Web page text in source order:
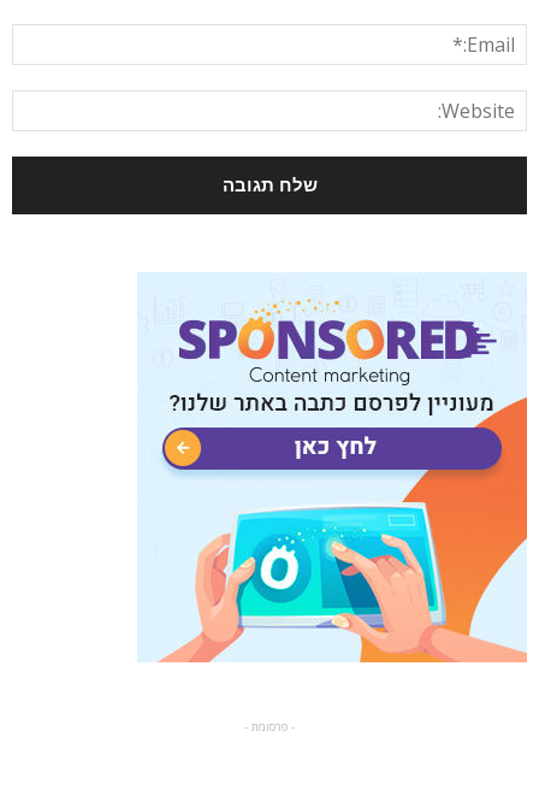
- פרסומת -